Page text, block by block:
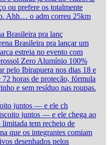
Brasileira pra lanç
juntos — e ele ch